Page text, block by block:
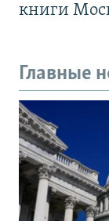
книги
Главные